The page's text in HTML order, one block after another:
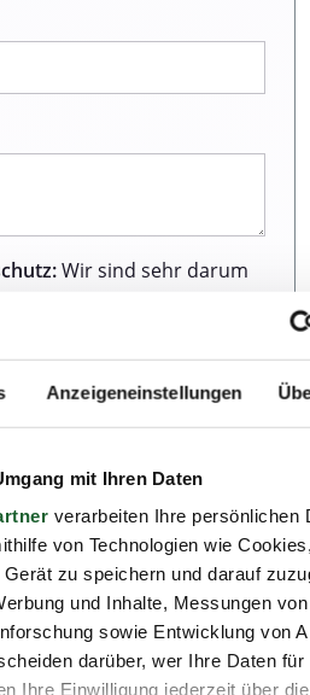
Anzeigeneinstellungen
mit Ihren Daten
verarbeiten Ihre persönlichen
von Technologien wie
zu speichern und darauf
und Inhalte, Messungen
sowie Entwicklung von
darüber, wer Ihre Daten für
Ihre Einwilligung jederzeit über
Wir sind sehr darum
ausgezeichneten Service
auch der Schutz Ihrer
zur Erhebung und
Daten können
zur